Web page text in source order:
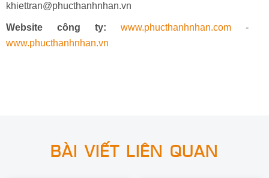
khiettran@phucthanhnhan.vn
Website công ty: www.phucthanhnhan.com -
www.phucthanhnhan.vn
BÀI VIẾT LIÊN QUAN